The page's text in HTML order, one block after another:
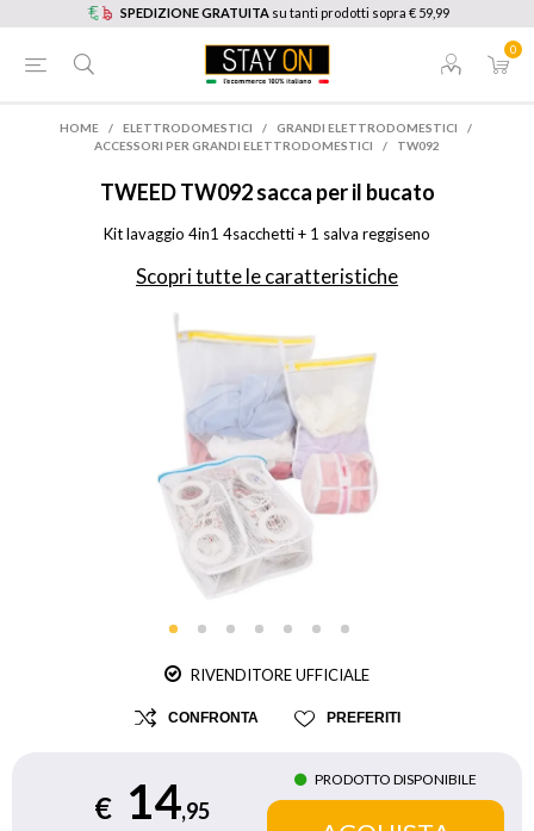
SPEDIZIONE GRATUITA su tanti prodotti sopra € 59,99
0
HOME / ELETTRODOMESTICI / GRANDI ELETTRODOMESTICI
/
ACCESSORI PER GRANDI ELETTRODOMESTICI
/ TW092
TWEED TW092 sacca per il bucato
Kit lavaggio 4in1 4sacchetti + 1 salva reggiseno
Scopri tutte le caratteristiche
RIVENDITORE UFFICIALE
CONFRONTA PREFERITI
€ 14,95
PRODOTTO DISPONIBILE